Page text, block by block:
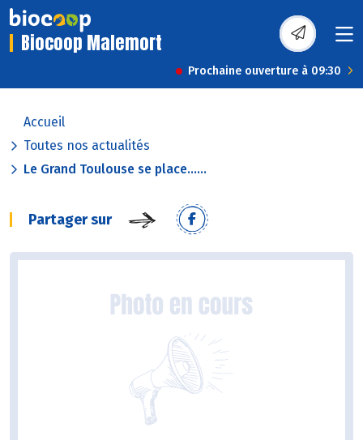
Biocoop Malemort
Prochaine ouverture à 09:30
Accueil
Toutes nos actualités
Le Grand Toulouse se place......
Partager sur